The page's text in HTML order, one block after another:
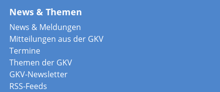
News & Themen
News & Meldungen
Mitteilungen aus der GKV
Termine
Themen der GKV
GKV-Newsletter
RSS-Feeds